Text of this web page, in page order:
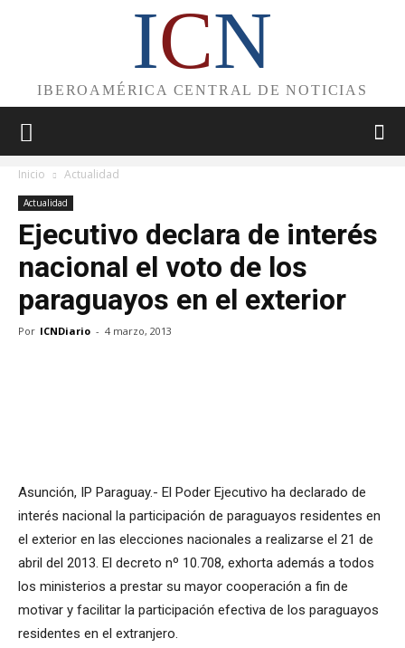
ICN
IBEROAMÉRICA CENTRAL DE NOTICIAS
Inicio Actualidad
Actualidad
Ejecutivo declara de interés
nacional el voto de los
paraguayos en el exterior
Por ICNDiario - 4 marzo, 2013
Asunción, IP Paraguay.- El Poder Ejecutivo ha declarado de
interés nacional la participación de paraguayos residentes en
el exterior en las elecciones nacionales a realizarse el 21 de
abril del 2013. El decreto nº 10.708, exhorta además a todos
los ministerios a prestar su mayor cooperación a fin de
motivar y facilitar la participación efectiva de los paraguayos
residentes en el extranjero.